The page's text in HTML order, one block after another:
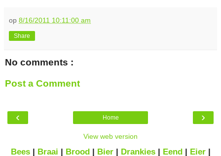
op 8/16/2011 10:11:00 am
Share
No comments :
Post a Comment
‹ ›
Home
View web version
Bees| Braai | Brood| Bier| Drankies| Eend| Eier|